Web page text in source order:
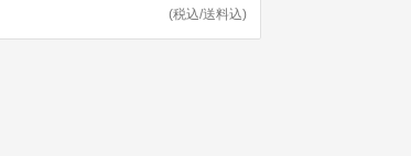
(税込/送料込)